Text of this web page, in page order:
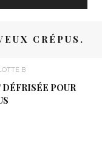
CRÉPUS.
B
POUR